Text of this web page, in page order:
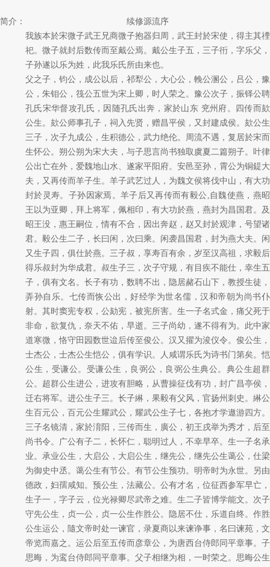
简介：
续修源流序
我族本於宋微子武王兄商微子抱器归周，武王封於宋使，得主其禋
祀。微子就封后数传而至戴公焉。戴公生子五，三子衎，字乐父，
子孙遂以乐为姓，此我乐氏所由来也。
父之子，钧公，成公以后，祁犁公，大心公，輓公溷公，吕公，豫
公，朱钼公，筏公五世为宋上卿，时人荣之。豫公次子，振铎公聘
孔氏宋华督攻孔氏，因随孔氏出奔，家於山东 兖州府。四传而欬
公生。欬公师事孔子，祠入先贤，赠昌平侯，又封建成侯。欬公生
三子，次子九成公，生积德公，武力绝伦。周流不遇，复居於宋而
生怀公。朔公朔为宋大夫，与子思言尚书独取虞夏二篇朔子。叶律
公出亡在外，爱魏地山水、遂家平阳府。安邑至孙，霄公为铜鍉大
夫，又再传而羊子生。羊子武艺过人，为魏文侯将伐中山，有大功
封於灵寿。子孙因家焉。羊子后又再传而有毅公,自魏使燕，燕昭
王以为亚卿，拜上将军，佩相印，有大功於燕，燕封为昌国君。及
昭王没，惠王嗣位，情有不合，因出奔赵，赵又封於观津，号望诸
君。毅公生二子，长曰闲，次曰乘。闲袭昌国君，封为燕大夫。闲
又生子四，俱仕於燕。三子叔，享寿百有余，岁至汉高祖，求毅后
得乐叔封为华成君。叔生子三，次子守规，有目疾不能仕，幸生五
子，俱有文名。长子有功，数聘不出，隐居赭石山下，教授生徒，
弄孙自乐。七传而恢公出，好经学为世名儒，汉和帝朝为尚书仆
射。其时窦宪专权，公劾宪，被宪所害。生一子名式金，痛父死于
非命，欲复仇，奈天不佑，早逝。三子尚幼，遂不得有为。此中家
道寒微，恪守田园数世迨后传至俊公。汉又擢为浚仪令。俊公生，
士杰公，士杰公生恺公，俱有学识。人咸谓乐氏为诗书门第矣。恺
公生，受谦公。受谦公生，良弼公，良弼公生典公。典公生超群
公。超群公生进公，进攻有胆略，从曹操征伐有功，封广昌亭侯，
迁右将军。进公生子三。长子綝，果毅有父风，官扬州刺史。綝公
生百元公，百元公生耀武公，耀武公生子七，各抱才学遨游四方。
三子名镜清，家於淯阳，三传而生，廣公，初王戌举为秀才，后至
尚书令。广公有子二，长怀仁，聪明过人，不幸早卒。生一子名承
业。承业公生，大启公，大启公生，继先公，继先公生蔼公，仕梁
为御史中丞。蔼公生有节公。有节公生预功。明帝时为永世。另由
德政，妇孺咸知。预公生，法藏公。公有才名，位征西参军早亡，
生子一，字子云，位光禄卿尽武帝之难。生二子皆博学能文。次子
守先公生，贞一公，贞一公生作胜公。隐居不仕，乐道自终。作胜
公生运公，隨文帝时处一谏官，录夏商以来谏诤事，名曰谏苑，文
帝览而嘉之。运公后至五传而彦章公，为唐西台侍郎同平章事。子
思晦，为鸾台侍郎同平章事。父子相继为相，一时荣之。思晦公生